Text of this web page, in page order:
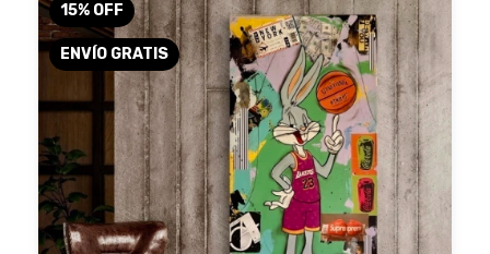
15% OFF
ENVÍO GRATIS